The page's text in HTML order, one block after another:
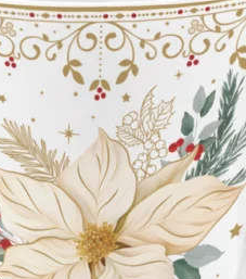
Tálak/Tálcák/
Bögrék
Teáskannák, kancsók,
tejkiöntők, cukortartók